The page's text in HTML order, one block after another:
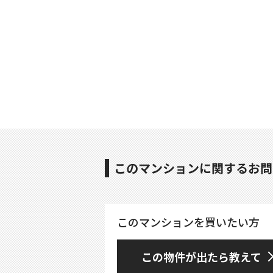
このマンションに関するお
このマンションを買いたい方
この物件が出たら教えて